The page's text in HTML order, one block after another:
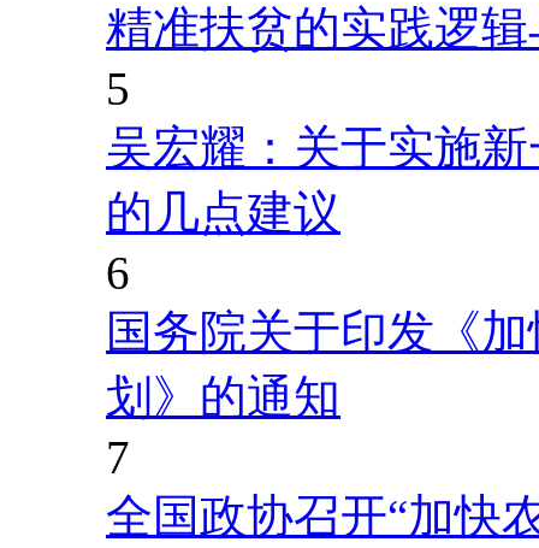
精准扶贫的实践逻
5
吴宏耀：关于实施
的几点建议
6
国务院关于印发《
划》的通知
7
全国政协召开“加快